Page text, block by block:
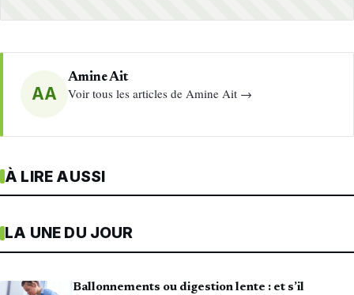
AA
Amine Ait
Voir tous les articles de Amine Ait →
À LIRE AUSSI
LA UNE DU JOUR
Ballonnements ou digestion lente : et s’il